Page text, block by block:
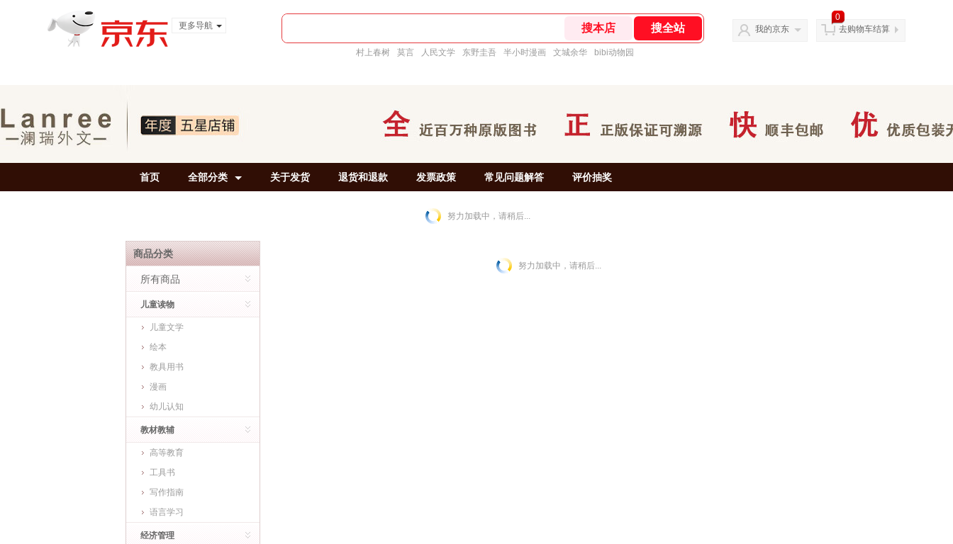
更多导航
村上春树 莫言 人民文学 东野圭吾 半小时漫画 文城余华 bibi动物园
我的京东
0
去购物车结算
首页 全部分类 关于发货 退货和退款 发票政策 常见问题解答 评价抽奖
努力加载中，请稍后...
商品分类
所有商品
儿童读物
儿童文学
绘本
教具用书
漫画
幼儿认知
教材教辅
高等教育
工具书
写作指南
语言学习
经济管理
努力加载中，请稍后...